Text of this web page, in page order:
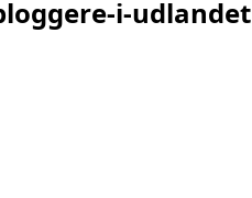
i-udlandet